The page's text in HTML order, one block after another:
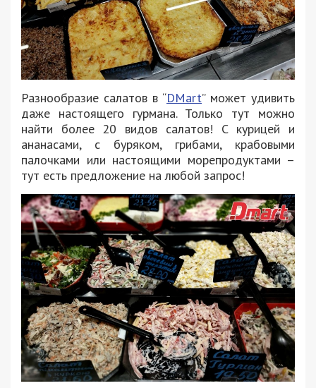
Разнообразие салатов в “DMart” может удивить
даже настоящего гурмана. Только тут можно
найти более 20 видов салатов! С курицей и
ананасами, с буряком, грибами, крабовыми
палочками или настоящими морепродуктами –
тут есть предложение на любой запрос!